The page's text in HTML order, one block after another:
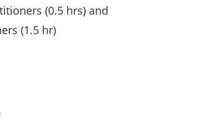
(0.5 hrs) and
(1.5 hr)